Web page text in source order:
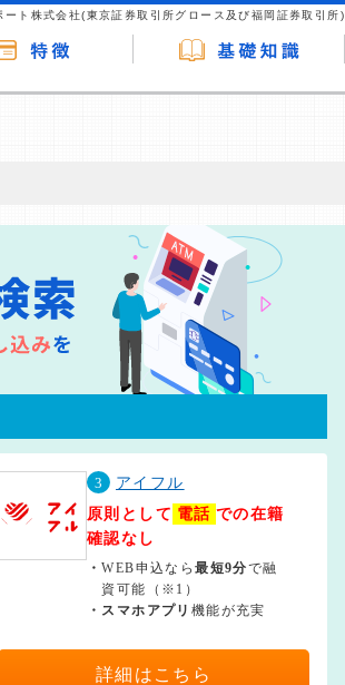
ート株式会社(東京証券取引所グロース及び福岡証券取引所)
ではなく、当編集部の調査／ユーザーへの口コ
3
アイフル
原則として 電話 での在籍
確認なし
・WEB申込なら最短9分で融
資可能（※1）
・ スマホアプリ 機能が充実
詳細はこちら